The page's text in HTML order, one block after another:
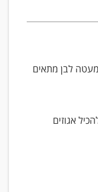
לבן מתאים
אגוזים